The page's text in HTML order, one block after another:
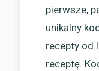
pierwsze,
unikalny
recepty od
receptę.